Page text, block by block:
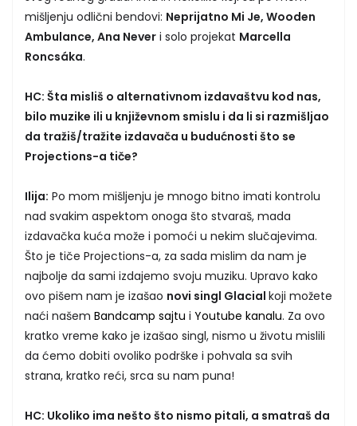
mišljenju odlični bendovi: Neprijatno Mi Je, Wooden
Ambulance, Ana Never i solo projekat Marcella
Roncsáka.
HC: Šta misliš o alternativnom izdavaštvu kod nas,
bilo muzike ili u književnom smislu i da li si razmišljao
da tražiš/tražite izdavača u budućnosti što se
Projections-a tiče?
Ilija: Po mom mišljenju je mnogo bitno imati kontrolu
nad svakim aspektom onoga što stvaraš, mada
izdavačka kuća može i pomoći u nekim slučajevima.
Što je tiče Projections-a, za sada mislim da nam je
najbolje da sami izdajemo svoju muziku. Upravo kako
ovo pišem nam je izašao novi singl Glacial koji možete
naći našem Bandcamp sajtu i Youtube kanalu. Za ovo
kratko vreme kako je izašao singl, nismo u životu mislili
da ćemo dobiti ovoliko podrške i pohvala sa svih
strana, kratko reći, srca su nam puna!
HC: Ukoliko ima nešto što nismo pitali, a smatraš da